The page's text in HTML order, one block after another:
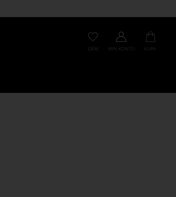
GEM MIN KONTO KURV